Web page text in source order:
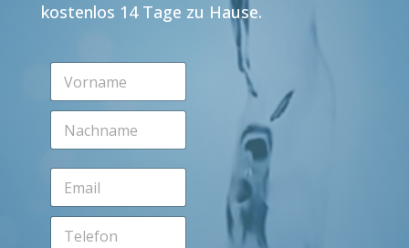
kostenlos 14 Tage zu Hause.
V
r
m
e
N
c
h
a
m
E
a
T